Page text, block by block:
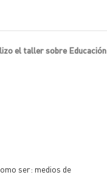
el taller sobre Educación
ser: medios de